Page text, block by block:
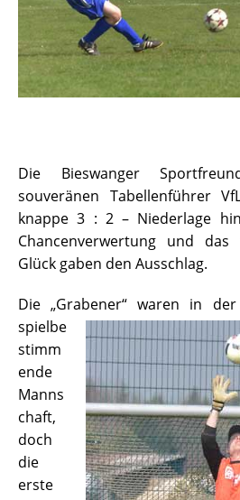
Die Bieswanger
souveränen Tabellenführer
knappe 3 : 2 – Niederlage
Chancenverwertung und das
Glück gaben den Ausschlag.
Die „Grabener“ waren in
spielbe
stimm
ende
Manns
chaft,
doch
die
erste